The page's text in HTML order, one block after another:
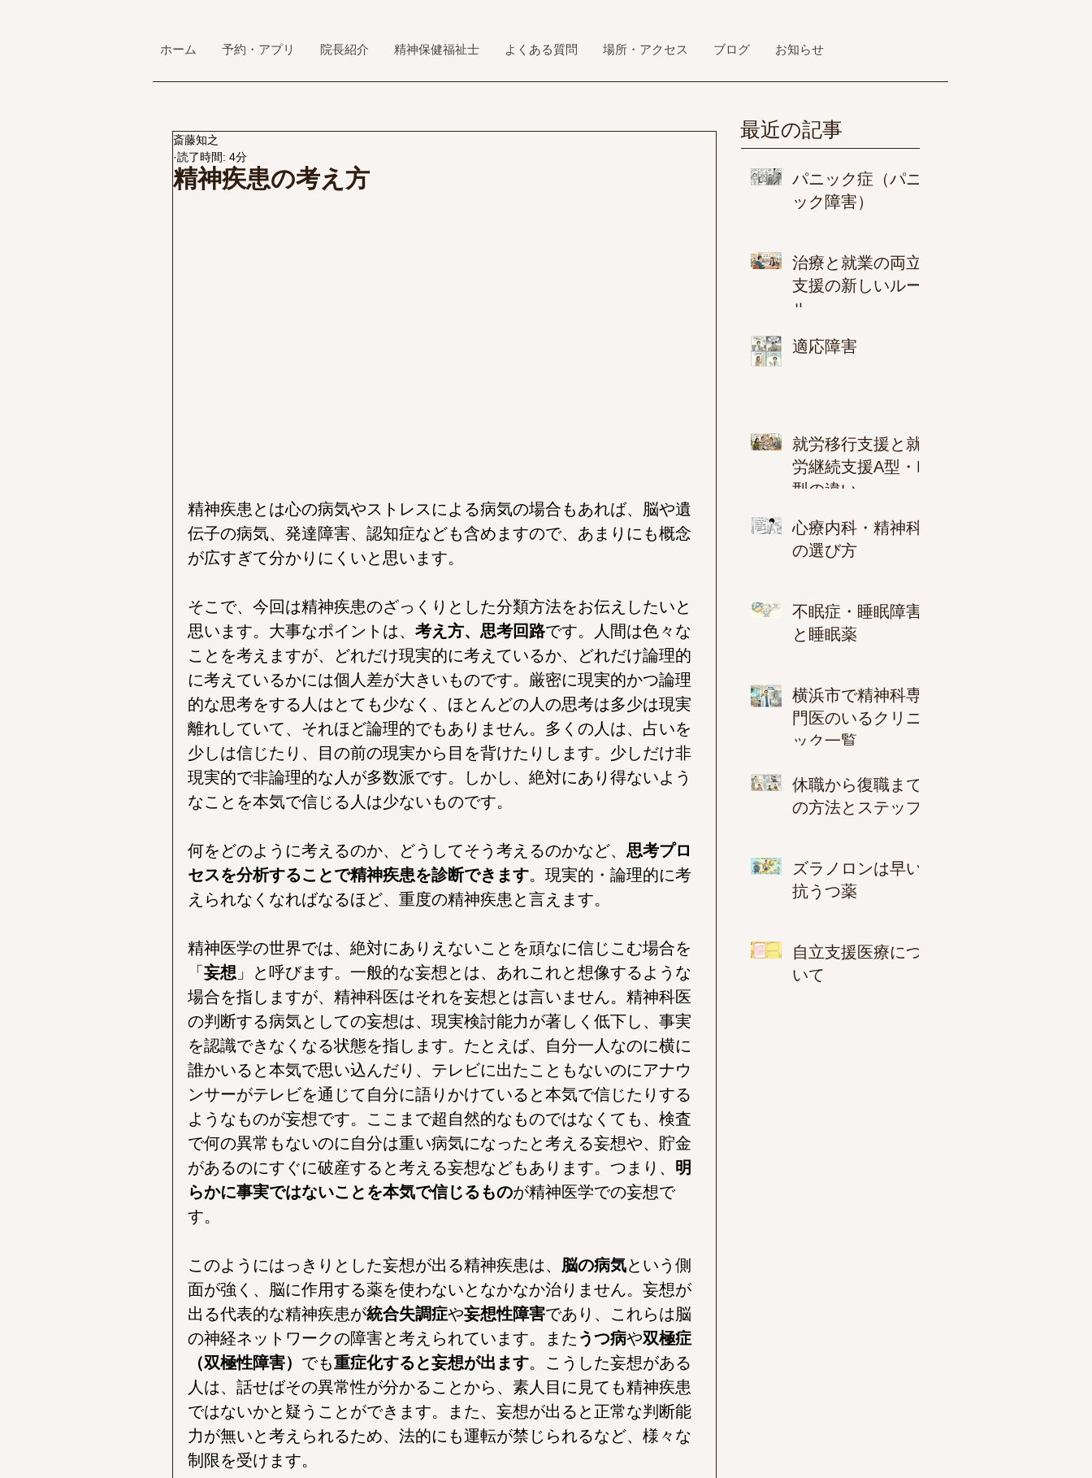
ホーム 予約・アプリ 院長紹介 精神保健福祉士 よくある質問 場所・アクセス ブログ お知らせ
精神疾患の考え方
斎藤知之
読了時間: 4分
精神疾患とは心の病気やストレスによる病気の場合もあれば、脳や遺
伝子の病気、発達障害、認知症なども含めますので、あまりにも概念
が広すぎて分かりにくいと思います。
そこで、今回は精神疾患のざっくりとした分類方法をお伝えしたいと
思います。大事なポイントは、 考え方、思考回路です。人間は色々な
ことを考えますが、どれだけ現実的に考えているか、どれだけ論理的
に考えているかには個人差が大きいものです。厳密に現実的かつ論理
的な思考をする人はとても少なく、ほとんどの人の思考は多少は現実
離れしていて、それほど論理的でもありません。多くの人は、占いを
少しは信じたり、目の前の現実から目を背けたりします。少しだけ非
現実的で非論理的な人が多数派です。しかし、絶対にあり得ないよう
なことを本気で信じる人は少ないものです。
何をどのように考えるのか、どうしてそう考えるのかなど、 思考プロ
セスを分析することで精神疾患を診断できます。現実的・論理的に考
えられなくなればなるほど、重度の精神疾患と言えます。
精神医学の世界では、絶対にありえないことを頑なに信じこむ場合を
「妄想 」と呼びます。一般的な妄想とは、あれこれと想像するような
場合を指しますが、精神科医はそれを妄想とは言いません。精神科医
の判断する病気としての妄想は、現実検討能力が著しく低下し、事実
を認識できなくなる状態を指します。たとえば、自分一人なのに横に
誰かいると本気で思い込んだり、テレビに出たこともないのにアナウ
ンサーがテレビを通じて自分に語りかけていると本気で信じたりする
ようなものが妄想です。ここまで超自然的なものではなくても、検査
で何の異常もないのに自分は重い病気になったと考える妄想や、貯金
があるのにすぐに破産すると考える妄想などもあります。つまり、 明
らかに事実ではないことを本気で信じるものが精神医学での妄想で
す。
このようにはっきりとした妄想が出る精神疾患は、 脳の病気という側
面が強く、脳に作用する薬を使わないとなかなか治りません。妄想が
出る代表的な精神疾患が統合失調症や妄想性障害であり、これらは脳
の神経ネットワークの障害と考えられています。また うつ病や双極症
（双極性障害） でも重症化すると妄想が出ます。こうした妄想がある
人は、話せばその異常性が分かることから、素人目に見ても精神疾患
ではないかと疑うことができます。また、妄想が出ると正常な判断能
力が無いと考えられるため、法的にも運転が禁じられるなど、様々な
制限を受けます。
最近の記事
パニック症（パニ
ック障害）
治療と就業の両立
支援の新しいルー
ル
適応障害
就労移行支援と就
労継続支援A型・B
型の違い
心療内科・精神科
の選び方
不眠症・睡眠障害
と睡眠薬
横浜市で精神科専
門医のいるクリニ
ック一覧
休職から復職まで
の方法とステップ
ズラノロンは早い
抗うつ薬
自立支援医療につ
いて